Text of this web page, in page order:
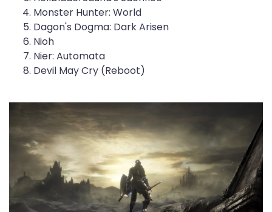
Monster Hunter: World
Dagon's Dogma: Dark Arisen
Nioh
Nier: Automata
Devil May Cry (Reboot)